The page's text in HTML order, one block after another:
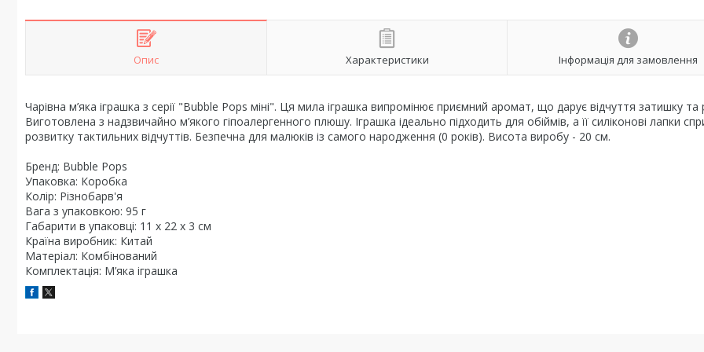
Опис Характеристики Інформація для замовлення
Чарівна м’яка іграшка з серії "Bubble Pops міні". Ця мила іграшка випромінює приємний аромат, що дарує відчуття затишку та
Виготовлена з надзвичайно м’якого гіпоалергенного плюшу. Іграшка ідеально підходить для обіймів, а її силіконові лапки
розвитку тактильних відчуттів. Безпечна для малюків із самого народження (0 років). Висота виробу - 20 см.
Бренд: Bubble Pops
Упаковка: Коробка
Колір: Різнобарв'я
Вага з упаковкою: 95 г
Габарити в упаковці: 11 x 22 x 3 см
Країна виробник: Китай
Матеріал: Комбінований
Комплектація: М’яка іграшка